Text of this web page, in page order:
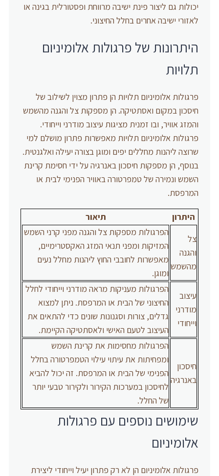
יכולות גם ליצור פינת ישיבה מרווחת ופסטורלית בגינה או
לאזורי ישיבה אחרים בחלל החיצוני.
היתרונות של פרגולות אלומיניום
תלויות
פרגולות אלומיניום תלויות הן פתרון מצוין לשילוב של
חיסכון במקום ואסתטיקה. הן מספקות צל והגנה מהשמש
והמזג אוויר, ובו זמנית מציגות עיצוב מודרני וייחודי.
פרגולות אלומיניום תלויות מאפשרות פתרון מושלם למי
שרוצה ליהנות מחללים יפים ומוגן בצורה יעילה ואלגנטית.
בנוסף, הן מספקות חיסכון באנרגיה על ידי חסימת קרינת
השמש ונמירה של טמפרטורה באוויר הפנימי לבית או
המרפסת.
היתרון
תיאור
צל
והגנה
מהשמש
הפרגולות מספקות צל והגנה מפני קרני השמש
המזיקות ומפני תנאי המזג האקסטרימיים,
מאפשרות לחובבי החוץ ליהנות מחלל נעים
ומוגן.
עיצוב
מודרני
וייחודי
הפרגולות מעניקות מראה מודרני וייחודי לחלל
החיצוני של הבית או המרפסת. ניתן למצוא
גדלים, צורות וסגנונות שונים כדי להתאים את
העיצוב לטעם האישי ולאסתטיקה הקיימת.
חיסכון
באנרגיה
הפרגולות מחסימות את קרינת השמש
ומפחיתות את עיתוי עילוי הטמפרטורה בחלל
הפנימי של הבית או המרפסת. זה יכול להביא
לחיסכון במערכות הקירור ולקירור טבעי יותר
של החלל.
שימושים נוספים עם פרגולות
אלומיניום
פרגולות אלומיניום הן לא רק פתרון יעיל וייחודי ליצירת